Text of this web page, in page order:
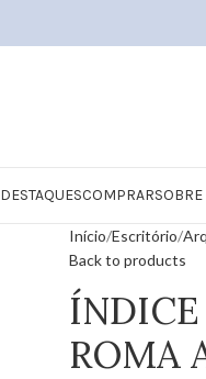
DESTAQUESCOMPRAR
Início Escritório
Back to products
ÍNDICE
ROMA